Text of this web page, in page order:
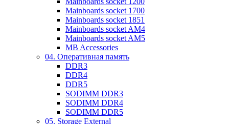
Mainboards socket 1700
Mainboards socket 1851
Mainboards socket AM4
Mainboards socket AM5
MB Accessories
04. Оперативная память
DDR3
DDR4
DDR5
SODIMM DDR3
SODIMM DDR4
SODIMM DDR5
05. Storage External